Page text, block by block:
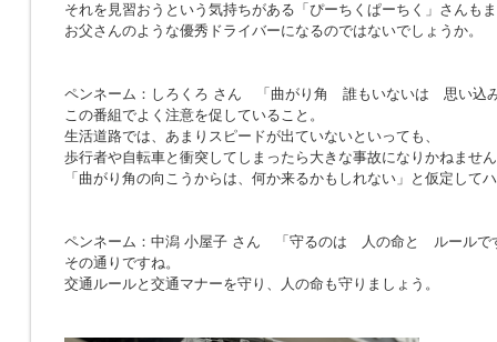
それを見習おうという気持ちがある「ぴーちくぱーちく」さんも
お父さんのような優秀ドライバーになるのではないでしょうか。
ペンネーム：しろくろ さん
「曲がり角 誰もいないは 思い込
この番組でよく注意を促していること。
生活道路では、あまりスピードが出ていないといっても、
歩行者や自転車と衝突してしまったら大きな事故になりかねませ
「曲がり角の向こうからは、何か来るかもしれない」と仮定して
ペンネーム：中潟 小屋子 さん 「 守るのは 人の命と ルールで
その通りですね。
交通ルールと交通マナーを守り、人の命も守りましょう。